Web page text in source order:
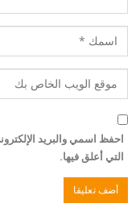
احفظ اسمي والبريد
التي أعلق فيها.